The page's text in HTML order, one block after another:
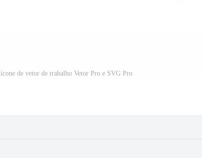
ícone de vetor de trabalho Vetor Pro e SVG Pro